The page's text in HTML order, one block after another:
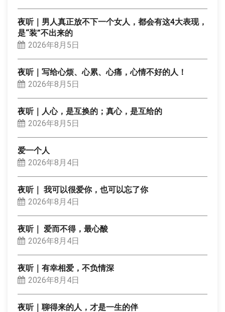
夜听｜男人真正放不下一个女人，都会有这4大表现，
是“装”不出来的
2026年8月5日
夜听｜写给心烦、心累、心痛，心情不好的人！
2026年8月5日
夜听｜人心，是互换的；真心，是互给的
2026年8月5日
爱一个人
2026年8月4日
夜听｜ 我可以很爱你，也可以忘了你
2026年8月4日
夜听｜ 爱而不得，最心酸
2026年8月4日
夜听｜有幸相爱，不负情深
2026年8月4日
夜听｜聊得来的人，才是一生的伴